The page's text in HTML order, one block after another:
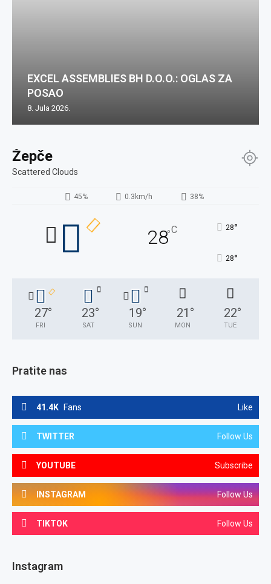
Žepče
Scattered Clouds
45% 0.3km/h 38%
28°C 28°
28°
27°
FRI
23°
SAT
19°
SUN
21 °
MON
22°
TUE
Pratite nas
41.4K Fans Like
TWITTER Follow Us
YOUTUBE Subscribe
INSTAGRAM Follow Us
TIKTOK Follow Us
Instagram
EXCEL ASSEMBLIES BH D.O.O.: OGLAS ZA
POSAO
8. Jula 2026.